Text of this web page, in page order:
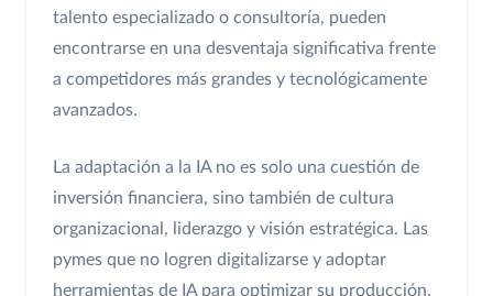
talento especializado o consultoría, pueden
encontrarse en una desventaja significativa frente
a competidores más grandes y tecnológicamente
avanzados.
La adaptación a la IA no es solo una cuestión de
inversión financiera, sino también de cultura
organizacional, liderazgo y visión estratégica. Las
pymes que no logren digitalizarse y adoptar
herramientas de IA para optimizar su producción,